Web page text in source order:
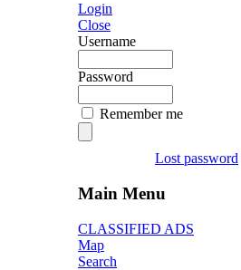
Login
Close
Username
Password
Remember me
Lost password
Main Menu
CLASSIFIED ADS
Map
Search